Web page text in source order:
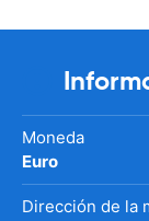
Moneda
Euro
Dirección de la